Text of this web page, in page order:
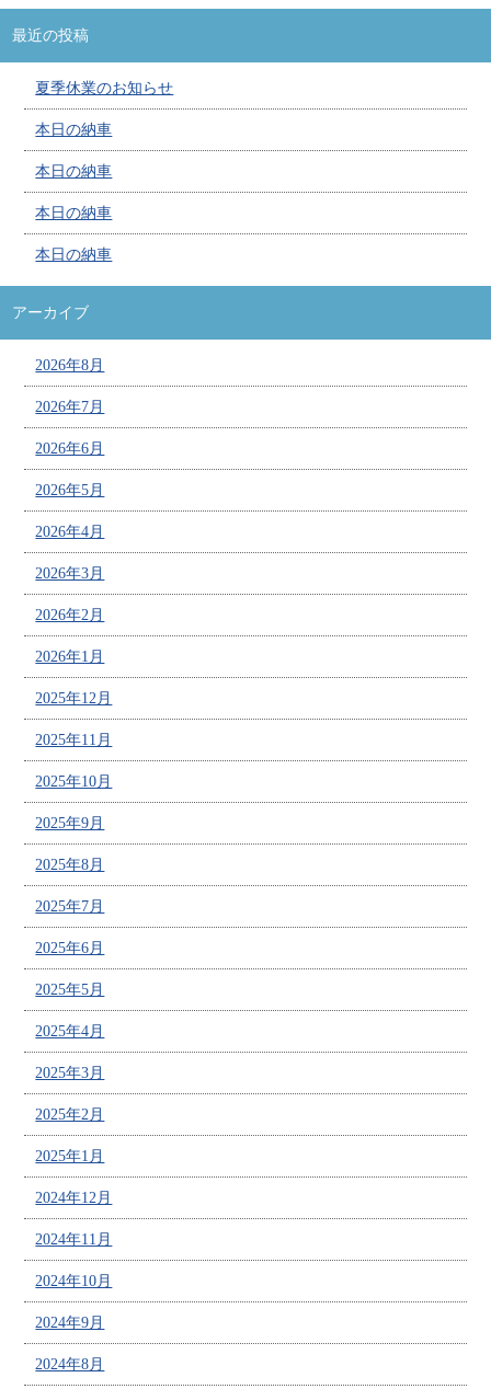
最近の投稿
夏季休業のお知らせ
本日の納車
本日の納車
本日の納車
本日の納車
アーカイブ
2026年8月
2026年7月
2026年6月
2026年5月
2026年4月
2026年3月
2026年2月
2026年1月
2025年12月
2025年11月
2025年10月
2025年9月
2025年8月
2025年7月
2025年6月
2025年5月
2025年4月
2025年3月
2025年2月
2025年1月
2024年12月
2024年11月
2024年10月
2024年9月
2024年8月